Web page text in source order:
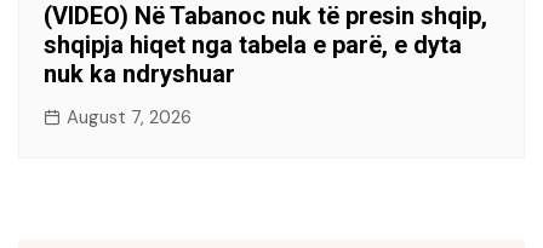
(VIDEO) Në Tabanoc nuk të presin shqip,
shqipja hiqet nga tabela e parë, e dyta
nuk ka ndryshuar
August 7, 2026